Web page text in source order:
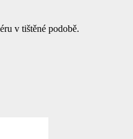
v tištěné podobě.